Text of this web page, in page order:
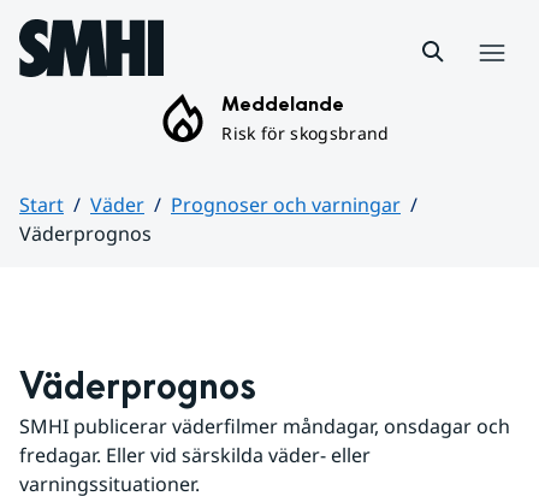
Hoppa till sidans innehåll
Meddelande
Risk för skogsbrand
Start Väder
Prognoser och varningar
Väderprognos
Väderprognos
SMHI publicerar väderfilmer måndagar, onsdagar och
fredagar. Eller vid särskilda väder- eller
varningssituationer.